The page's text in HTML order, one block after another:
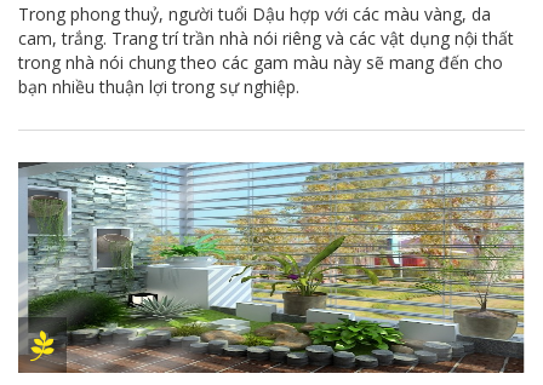
Trong phong thuỷ, người tuổi Dậu hợp với các màu vàng, da
cam, trắng. Trang trí trần nhà nói riêng và các vật dụng nội thất
trong nhà nói chung theo các gam màu này sẽ mang đến cho
bạn nhiều thuận lợi trong sự nghiệp.